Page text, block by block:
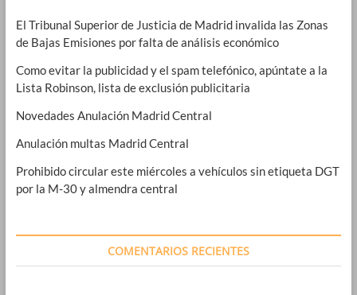
El Tribunal Superior de Justicia de Madrid invalida las Zonas
de Bajas Emisiones por falta de análisis económico
Como evitar la publicidad y el spam telefónico, apúntate a la
Lista Robinson, lista de exclusión publicitaria
Novedades Anulación Madrid Central
Anulación multas Madrid Central
Prohibido circular este miércoles a vehículos sin etiqueta DGT
por la M-30 y almendra central
COMENTARIOS RECIENTES